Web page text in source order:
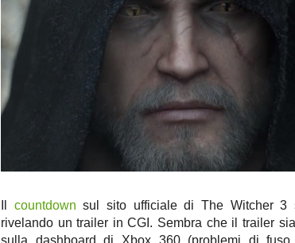
countdown sul sito ufficiale di The Witcher 3
rivelando un trailer in CGI. Sembra che il trailer